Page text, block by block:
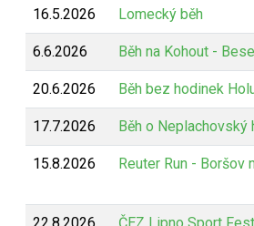
16.5.2026 Lomecký běh
6.6.2026 Běh na Kohout -
20.6.2026 Běh bez hodinek
17.7.2026 Běh o Neplachovský
15.8.2026 Reuter Run - Boršov